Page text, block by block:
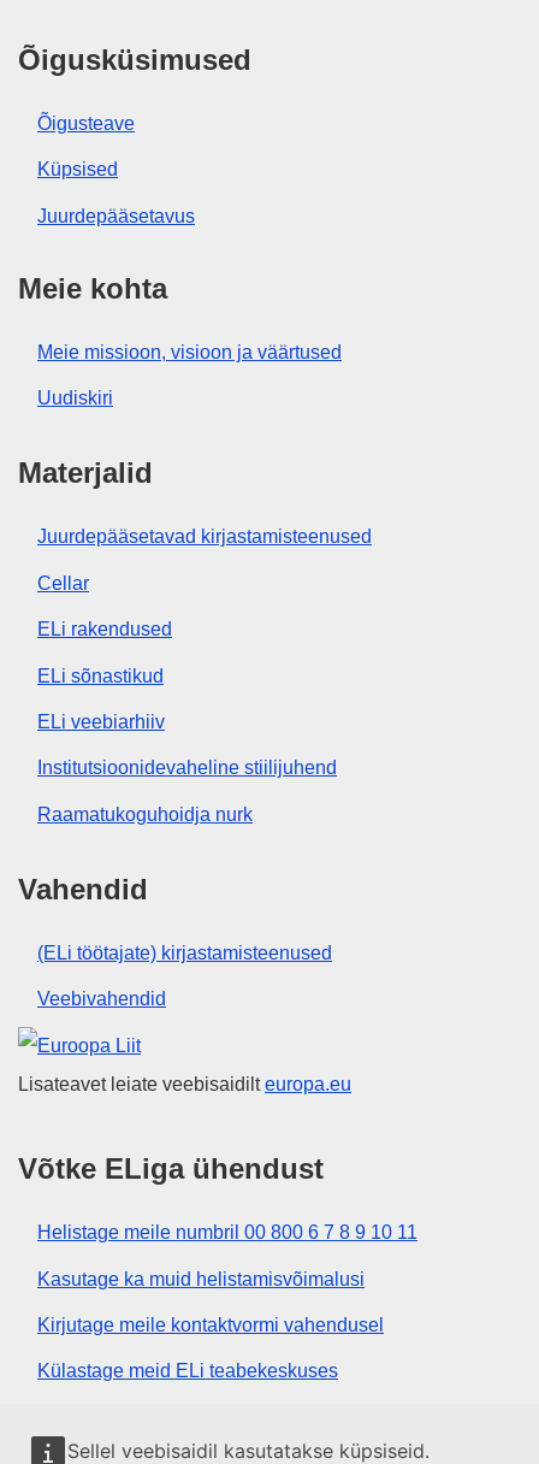
Sellel veebisaidil kasutatakse küpsiseid.
Õigusküsimused
Õigusteave
Küpsised
Juurdepääsetavus
Meie kohta
Meie missioon, visioon ja väärtused
Uudiskiri
Materjalid
Juurdepääsetavad kirjastamisteenused
Cellar
ELi rakendused
ELi sõnastikud
ELi veebiarhiiv
Institutsioonidevaheline stiilijuhend
Raamatukoguhoidja nurk
Vahendid
(ELi töötajate) kirjastamisteenused
Veebivahendid
Euroopa Liit
Lisateavet leiate veebisaidilteuropa.eu
Võtke ELiga ühendust
Helistage meile numbril 00 800 6 7 8 9 10 11
Kasutage ka muid helistamisvõimalusi
Kirjutage meile kontaktvormi vahendusel
Külastage meid ELi teabekeskuses
Sotsiaalmeedia